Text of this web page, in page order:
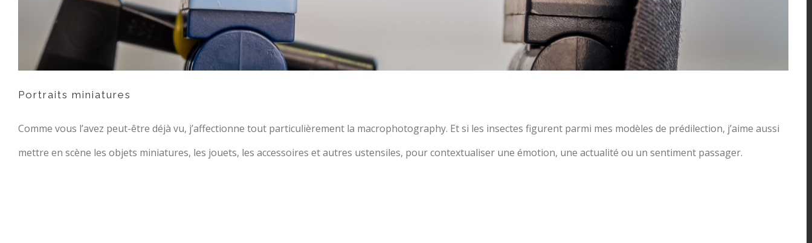
Portraits miniatures
Comme vous l’avez peut-être déjà vu, j’affectionne tout particulièrement la macrophotography. Et si les insectes figurent parmi mes modèles de prédilection, j’aime aussi
mettre en scène les objets miniatures, les jouets, les accessoires et autres ustensiles, pour contextualiser une émotion, une actualité ou un sentiment passager.